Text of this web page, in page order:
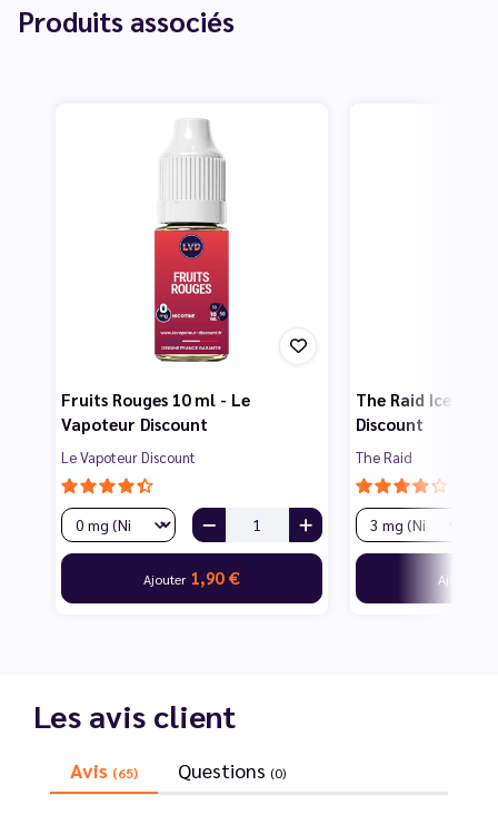
Produits associés
Fruits Rouges 10 ml - Le
Vapoteur Discount
Le Vapoteur Discount
Ajouter 1,90 €
The Raid Ice 10
Discount
The Raid
Ajouter
Les avis client
Avis (65) Questions (0)